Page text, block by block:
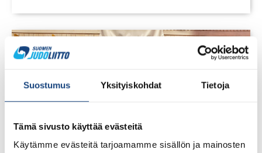
Suostumus Yksityiskohdat Tietoja
Tämä sivusto käyttää evästeitä
Käytämme evästeitä tarjoamamme sisällön ja mainosten